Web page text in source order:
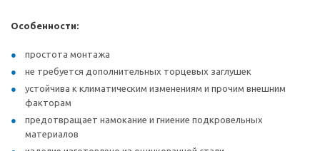
Особенности:
простота монтажа
не требуется дополнительных торцевых заглушек
устойчива к климатическим изменениям и прочим внешним
факторам
предотвращает намокание и гниение подкровельных
материалов